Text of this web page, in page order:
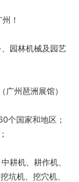
！
园林机械及园艺
州琶洲展馆）
个国家和地区；
耕机、耕作机、
坑机、挖穴机、